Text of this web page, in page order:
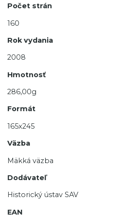
Počet strán
160
Rok vydania
2008
Hmotnosť
286,00g
Formát
165x245
Väzba
Mäkká väzba
Dodávateľ
Historický ústav SAV
EAN